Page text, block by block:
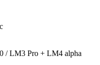
/ LM3 Pro + LM4 alpha